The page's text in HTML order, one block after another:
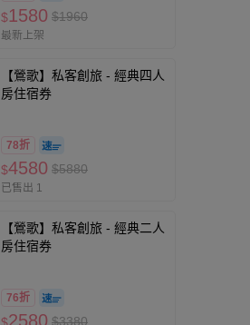
$1580 $1960
最新上架
【鶯歌】私客創旅 - 經典四人
房住宿券
78折
$4580 $5880
已售出 1
【鶯歌】私客創旅 - 經典二人
房住宿券
76折
2580 $3380